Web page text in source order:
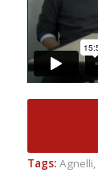
Tags: Agnelli,